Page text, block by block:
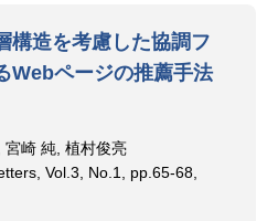
構造を考慮した協調フ
Webページの推薦手法
宮崎 純, 植村俊亮
Vol.3, No.1, pp.65-68,